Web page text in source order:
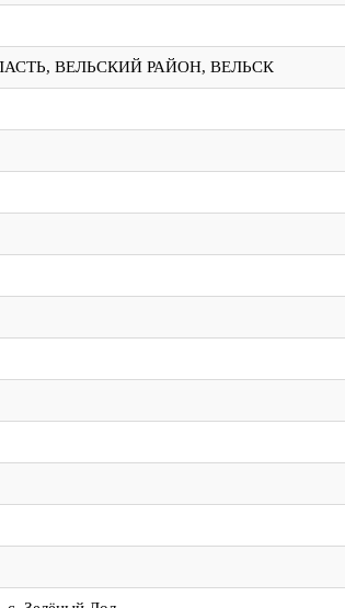
ВЕЛЬСКИЙ РАЙОН, ВЕЛЬСК